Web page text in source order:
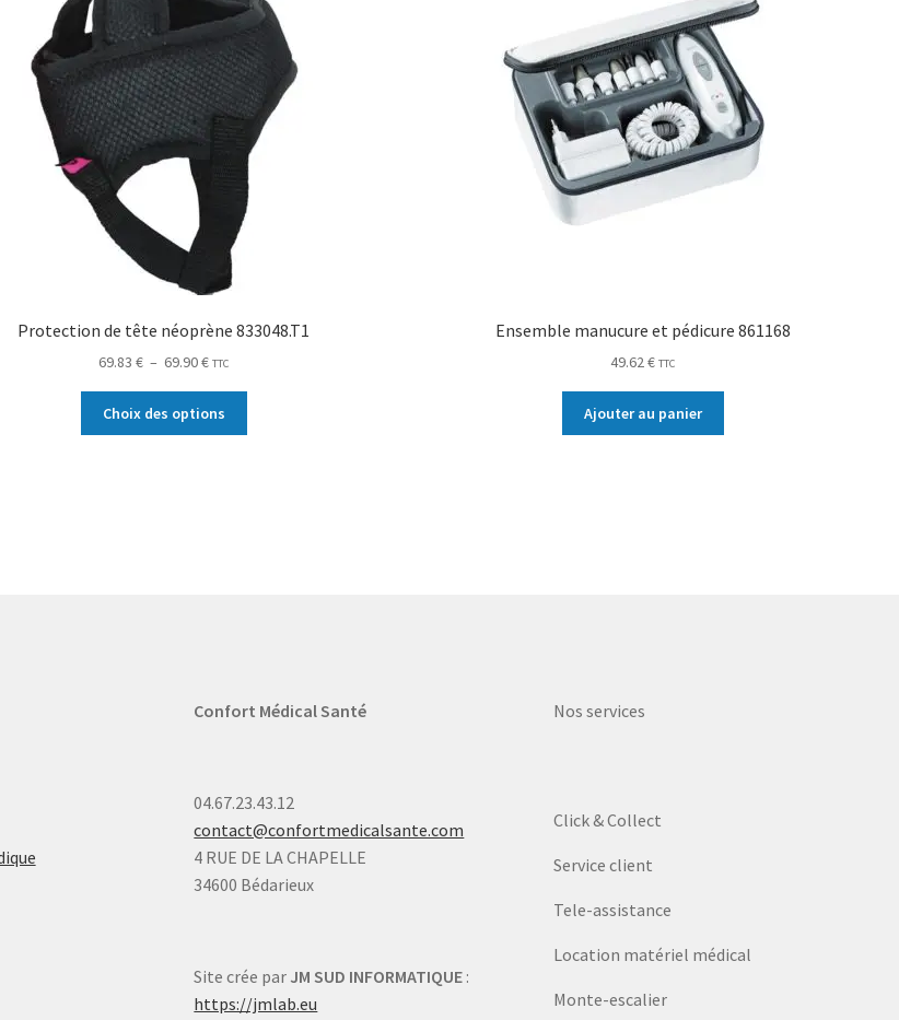
Protection de tête néoprène 833048.T1
69.83 € – 69.90€ TTC
Choix des options
Ensemble manucure et pédicure 861168
49.62€ TTC
Ajouter au panier
Confort Médical Santé
04.67.23.43.12
contact@confortmedicalsante.com
4 RUE DE LA CHAPELLE
34600 Bédarieux
Site crée par JM SUD INFORMATIQUE :
https://jmlab.eu
Nos services
Click & Collect
Service client
Tele-assistance
Location matériel médical
Monte-escalier